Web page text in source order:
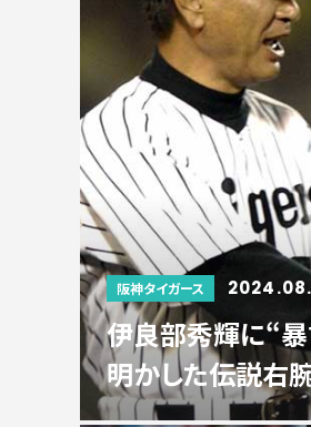
阪神タイガース
伊良部秀輝に“
明かした伝説右